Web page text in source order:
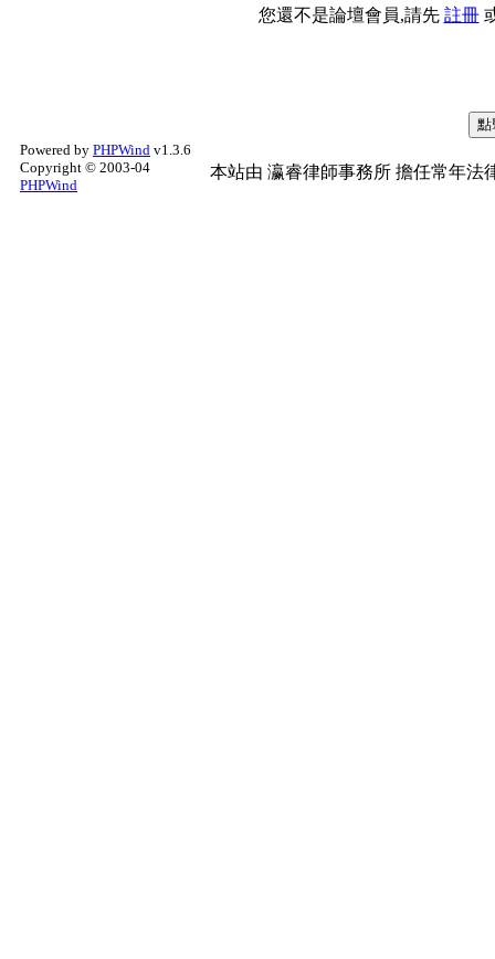
您還不是論壇會員,請先 註冊
Powered by PHPWind v1.3.6
Copyright © 2003-04
PHPWind
本站由 瀛睿律師事務所 擔任常年法